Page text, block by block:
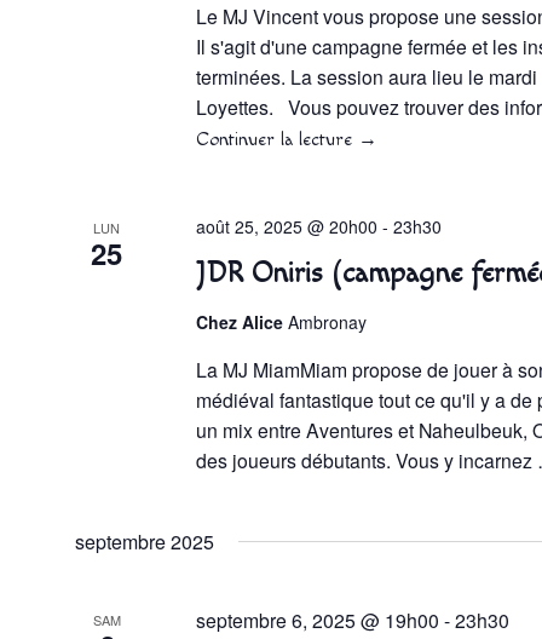
Le MJ Vincent vous propose une
Il s'agit d'une campagne fermée et les
terminées. La session aura lieu le
Loyettes. Vous pouvez trouver des
Continuer la lecture →
LUN
25 JDR Oniris (campagne
août 25, 2025 @ 20h00 -23h30
Chez AliceAmbronay
La MJ MiamMiam propose de jouer à
médiéval fantastique tout ce qu'il y a
un mix entre Aventures et Naheulbeuk,
des joueurs débutants. Vous y
septembre 2025
SAM septembre 6, 2025 @ 19h00 -23h30